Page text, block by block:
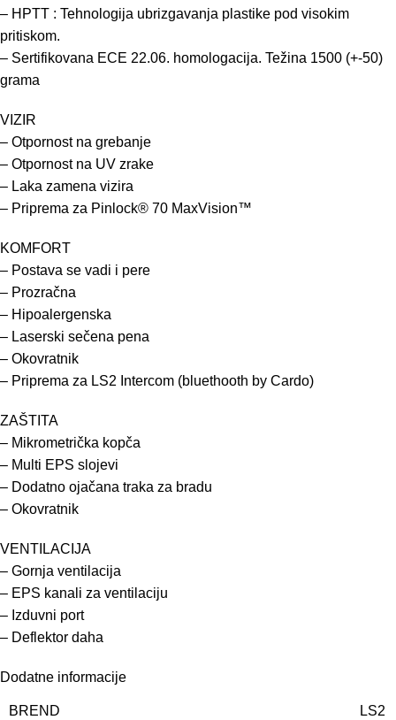
– HPTT : Tehnologija ubrizgavanja plastike pod visokim
pritiskom.
– Sertifikovana ECE 22.06. homologacija. Težina 1500 (+-50)
grama
VIZIR
– Otpornost na grebanje
– Otpornost na UV zrake
– Laka zamena vizira
– Priprema za Pinlock® 70 MaxVision™
KOMFORT
– Postava se vadi i pere
– Prozračna
– Hipoalergenska
– Laserski sečena pena
– Okovratnik
– Priprema za LS2 Intercom (bluethooth by Cardo)
ZAŠTITA
– Mikrometrička kopča
– Multi EPS slojevi
– Dodatno ojačana traka za bradu
– Okovratnik
VENTILACIJA
– Gornja ventilacija
– EPS kanali za ventilaciju
– Izduvni port
– Deflektor daha
Dodatne informacije
BREND LS2